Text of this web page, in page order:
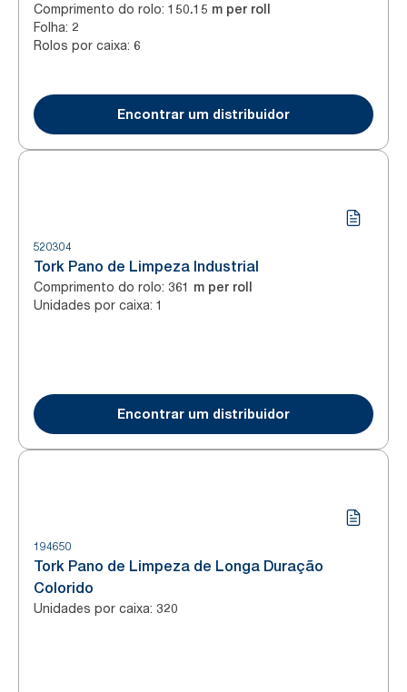
Comprimento do rolo: 150.15 m per roll
Folha: 2
Rolos por caixa: 6
Encontrar um distribuidor
520304
Tork Pano de Limpeza Industrial
Comprimento do rolo: 361 m per roll
Unidades por caixa: 1
Encontrar um distribuidor
194650
Tork Pano de Limpeza de Longa Duração
Colorido
Unidades por caixa: 320